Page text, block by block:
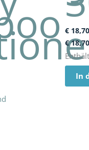
€ 18,70
€18,70
In